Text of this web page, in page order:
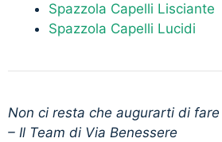
Spazzola Capelli Lisciante
Spazzola Capelli Lucidi
Non ci resta che augurarti di
– Il Team di Via Benessere